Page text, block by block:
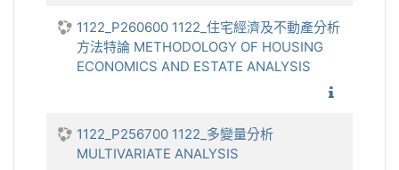
1122_P260600 1122_住宅經濟及不動產分析
方法特論 METHODOLOGY OF HOUSING
ECONOMICS AND ESTATE ANALYSIS
1122_P256700 1122_多變量分析
MULTIVARIATE ANALYSIS